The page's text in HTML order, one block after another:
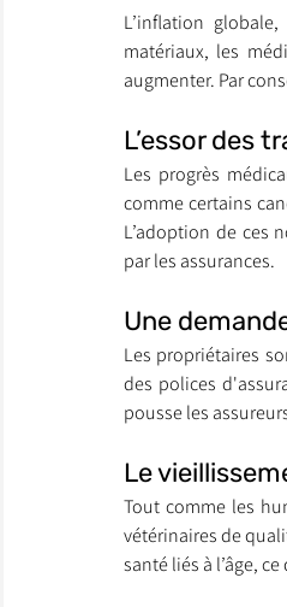
Garde d’Animaux
L’inflation
matériaux, les
augmenter. Par
L’essor des
Les progrès
comme certains
L’adoption de ces
par les assurances.
Une
Les propriétaires
des polices
pousse les
Le
Tout comme les
vétérinaires de
santé liés à l’âge,